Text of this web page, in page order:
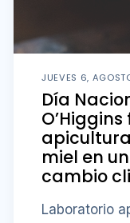
JUEVES 6,
Día
miel en
cambio
Laboratorio